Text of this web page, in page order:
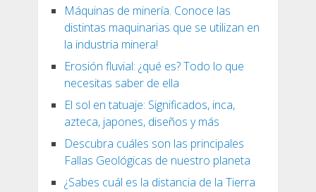
Máquinas de minería. Conoce las
distintas maquinarias que se utilizan en
la industria minera!
Erosión fluvial: ¿qué es? Todo lo que
necesitas saber de ella
El sol en tatuaje: Significados, inca,
azteca, japones, diseños y más
Descubra cuáles son las principales
Fallas Geológicas de nuestro planeta
¿Sabes cuál es la distancia de la Tierra